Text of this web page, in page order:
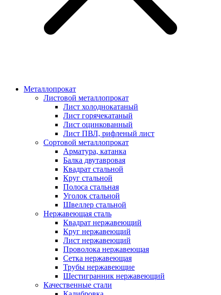
Металлопрокат
Листовой металлопрокат
Лист холоднокатаный
Лист горячекатаный
Лист оцинкованный
Лист ПВЛ, рифленый лист
Сортовой металлопрокат
Арматура, катанка
Балка двутавровая
Квадрат стальной
Круг стальной
Полоса стальная
Уголок стальной
Швеллер стальной
Нержавеющая сталь
Квадрат нержавеющий
Круг нержавеющий
Лист нержавеющий
Проволока нержавеющая
Сетка нержавеющая
Трубы нержавеющие
Шестигранник нержавеющий
Качественные стали